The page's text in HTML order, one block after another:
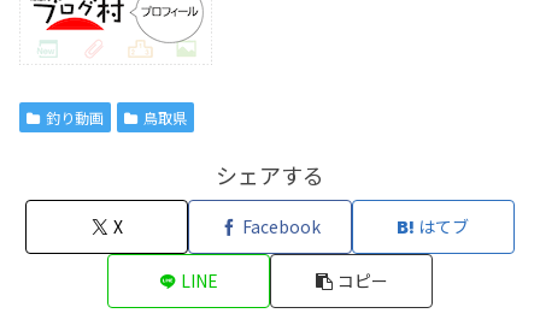
釣り動画 鳥取県
シェアする
X Facebook はてブ
LINE コピー